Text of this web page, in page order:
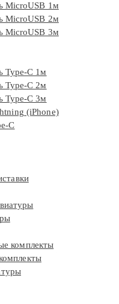
MicroUSB 1м
MicroUSB 2м
MicroUSB 3м
Type-C 1м
Type-C 2м
Type-C 3м
(iPhone)
C
комплекты